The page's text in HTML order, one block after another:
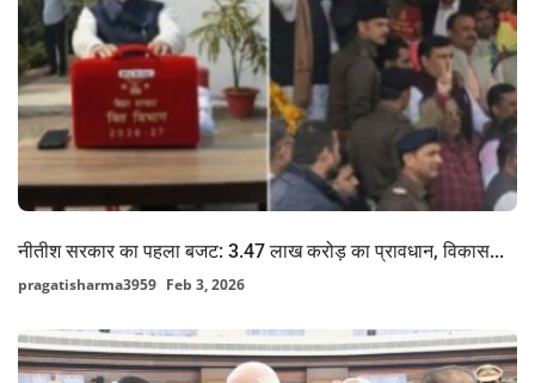
नीतीश सरकार का पहला बजट: 3.47 लाख करोड़ का प्रावधान, विकास...
pragatisharma3959 Feb 3, 2026